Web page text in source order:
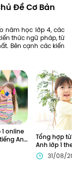
Đề Cơ Bản
năm học lớp 4, các
thức ngữ pháp, từ
Bên cạnh các kiến
online
Anh
đến
Tổng hợp
Anh lớp 1
bé học31/08/